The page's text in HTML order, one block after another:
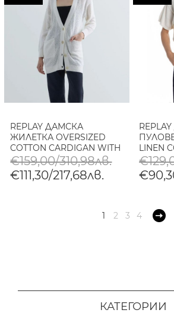
REPLAY ДАМСКА
ЖИЛЕТКА OVERSIZED
COTTON CARDIGAN WITH
POCKETS В МАСЛЕНО
€159,00/310,98лв.
€111,30/217,68лв.
LINEN
WITH
БЯЛО
1 2 3 4
КАТЕГОРИИ